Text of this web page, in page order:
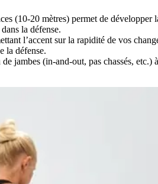
(10-20 mètres) permet de
la défense.
l’accent sur la rapidité de vos
la défense.
jambes (in-and-out, pas chassés,